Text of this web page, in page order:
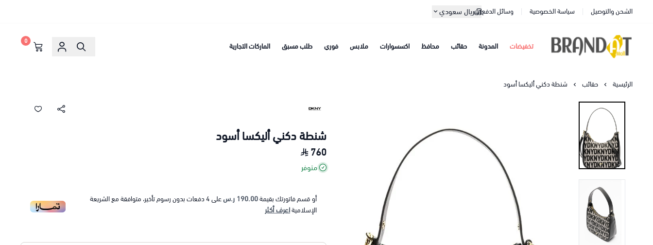
الشحن والتوصيل سياسة الخصوصية وسائل الدفع ريال سعودي
براندات مول تخفيضات المدونة حقائب محافظ اكسسوارات ملابس فوري طلب مسبق الماركات التجارية
0
الرئيسية حقائب شنطة دكني أليكسا أسود
شنطة دكني أليكسا أسود
760
متوفر
أو قسم فاتورتك بقيمة190.00 ر.س على4دفعات بدون رسوم تأخير، متوافقة مع الشريعة
الإسلاميةاعرف أكثر